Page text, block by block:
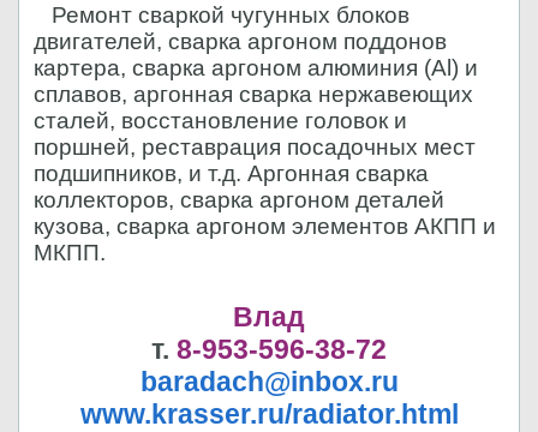
Ремонт сваркой чугунных блоков
двигателей, сварка аргоном поддонов
картера, сварка аргоном алюминия (Al) и
сплавов, аргонная сварка нержавеющих
сталей, восстановление головок и
поршней, реставрация посадочных мест
подшипников, и т.д. Аргонная сварка
коллекторов, сварка аргоном деталей
кузова, сварка аргоном элементов АКПП и
МКПП.
Влад
т. 8-953-596-38-72
baradach@inbox.ru
www.krasser.ru/radiator.html